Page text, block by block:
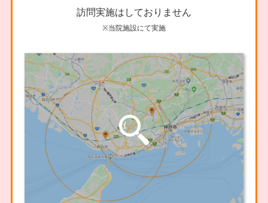
訪問実施はしておりません
※当院施設にて実施